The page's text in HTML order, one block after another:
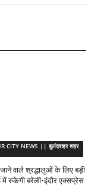
CITY NEWS || बुलंदशहर शहर
वाले श्रद्धालुओं के लिए बड़ी
में रुकेगी बरेली-इंदौर एक्सप्रेस